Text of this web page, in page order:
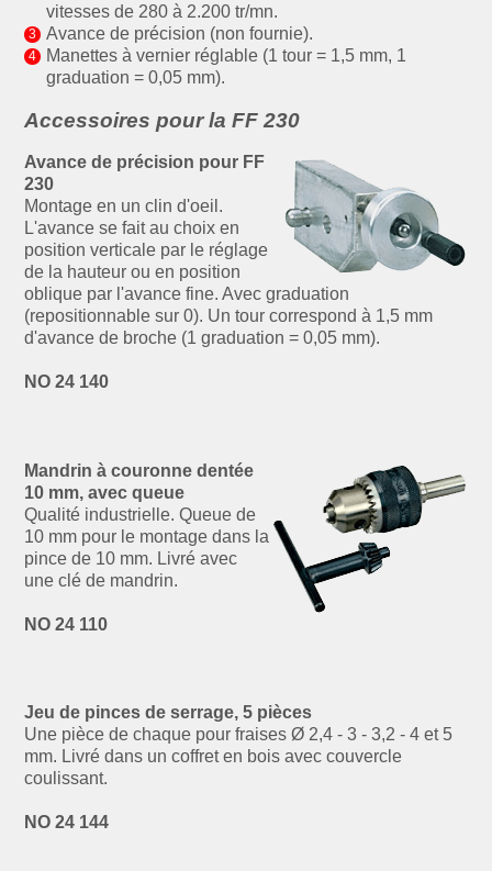
vitesses de 280 à 2.200 tr/mn.
Avance de précision (non fournie).
Manettes à vernier réglable (1 tour = 1,5 mm, 1
graduation = 0,05 mm).
Accessoires pour la FF 230
Avance de précision pour FF
230
Montage en un clin d'oeil.
L'avance se fait au choix en
position verticale par le réglage
de la hauteur ou en position
oblique par l'avance fine. Avec graduation
(repositionnable sur 0). Un tour correspond à 1,5 mm
d'avance de broche (1 graduation = 0,05 mm).
NO 24 140
Mandrin à couronne dentée
10 mm, avec queue
Qualité industrielle. Queue de
10 mm pour le montage dans la
pince de 10 mm. Livré avec
une clé de mandrin.
NO 24 110
Jeu de pinces de serrage, 5 pièces
Une pièce de chaque pour fraises Ø 2,4 - 3 - 3,2 - 4 et 5
mm. Livré dans un coffret en bois avec couvercle
coulissant.
NO 24 144